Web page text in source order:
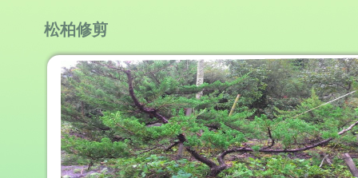
松柏修剪